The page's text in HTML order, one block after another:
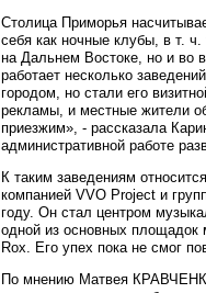
Столица Приморья
себя как ночные клубы, в т.
на Дальнем Востоке, но и во
работает несколько
городом, но стали его
рекламы, и местные жители
приезжим», - рассказала
административной работе
К таким заведениям
компанией VVO Project и
году. Он стал центром
одной из основных площадок
Rox. Его упех пока не смог
По мнению Матвея